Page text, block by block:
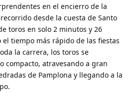
en el encierro de la
desde la cuesta de Santo
toros en solo 2 minutos y 26
tiempo más rápido de las fiestas
la carrera, los toros se
compacto, atravesando a gran
de Pamplona y llegando a la